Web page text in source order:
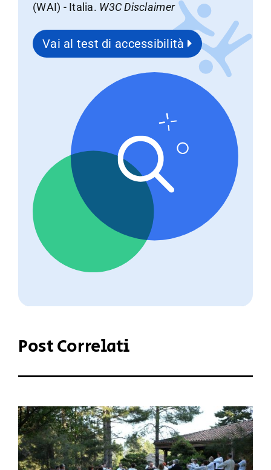
(WAI) - Italia. W3C Disclaimer
Vai al test di accessibilità
Post Correlati